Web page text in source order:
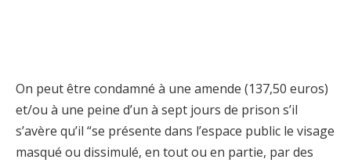
On peut être condamné à une amende (137,50 euros)
et/ou à une peine d’un à sept jours de prison s’il
s’avère qu’il “se présente dans l’espace public le visage
masqué ou dissimulé, en tout ou en partie, par des